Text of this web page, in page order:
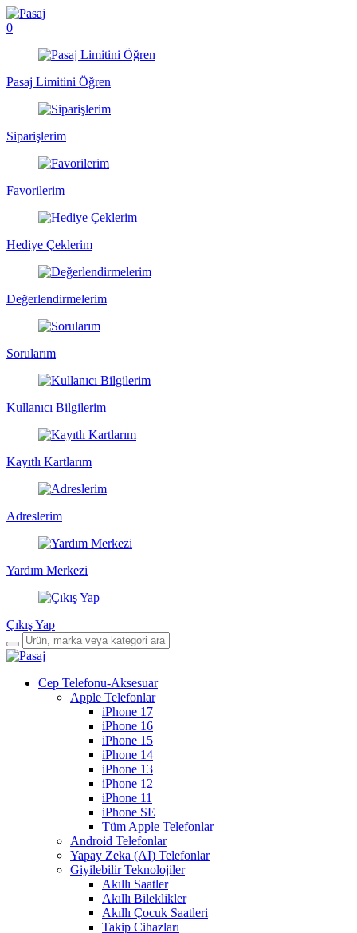
0
Pasaj Limitini Öğren
Siparişlerim
Favorilerim
Hediye Çeklerim
Değerlendirmelerim
Sorularım
Kullanıcı Bilgilerim
Kayıtlı Kartlarım
Adreslerim
Yardım Merkezi
Çıkış Yap
Cep Telefonu-Aksesuar
Apple Telefonlar
iPhone 17
iPhone 16
iPhone 15
iPhone 14
iPhone 13
iPhone 12
iPhone 11
iPhone SE
Tüm Apple Telefonlar
Android Telefonlar
Yapay Zeka (AI) Telefonlar
Giyilebilir Teknolojiler
Akıllı Saatler
Akıllı Bileklikler
Akıllı Çocuk Saatleri
Takip Cihazları